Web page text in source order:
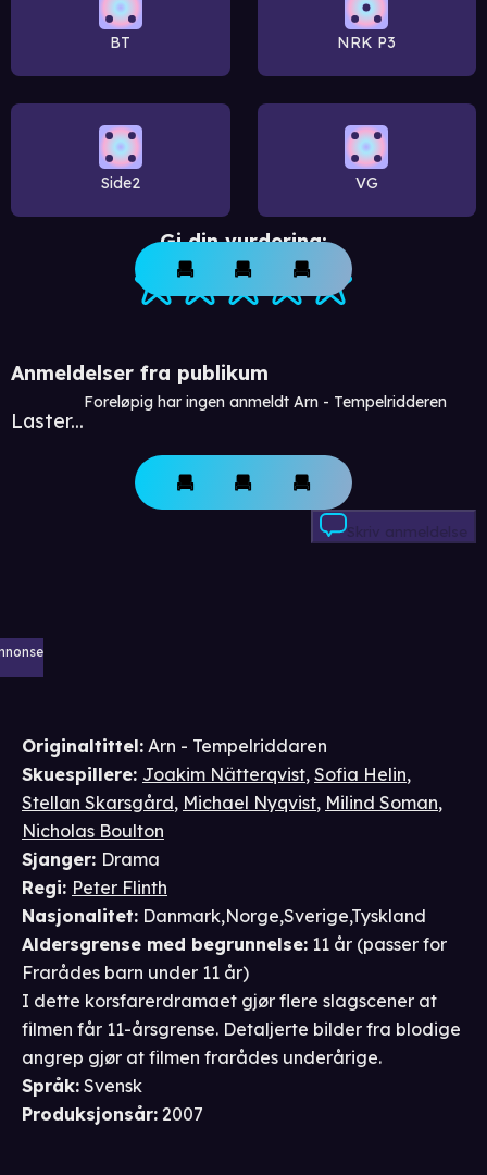
BT NRK P3
Side2 VG
Gi din vurdering:
Anmeldelser fra publikum
Laster...
Foreløpig har ingen anmeldt Arn - Tempelridderen
Skriv anmeldelse
Originaltittel: Arn - Tempelriddaren
Skuespillere: Joakim Nätterqvist, Sofia Helin,
Stellan Skarsgård, Michael Nyqvist, Milind Soman,
Nicholas Boulton
Sjanger: Drama
Regi: Peter Flinth
Nasjonalitet: Danmark,Norge,Sverige,Tyskland
Aldersgrense med begrunnelse: 11 år (passer for
Frarådes barn under 11 år)
I dette korsfarerdramaet gjør flere slagscener at
filmen får 11-årsgrense. Detaljerte bilder fra blodige
angrep gjør at filmen frarådes underårige.
Språk: Svensk
Produksjonsår: 2007